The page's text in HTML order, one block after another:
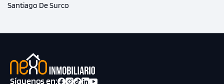
Santiago De Surco
Síguenos en: